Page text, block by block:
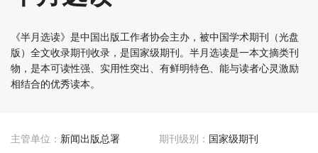
《半月选读》是中国出版工作者协会主办，被中国学术期刊（光盘
版）全文收录期刊收录，是国家级期刊。半月选读是一本文摘类刊
物，是本可读性强、实用性突出、有鲜明特色、能与读者心灵激励
相结合的优秀读本。
主管单位： 新闻出版总署
期刊级别： 国家级期刊